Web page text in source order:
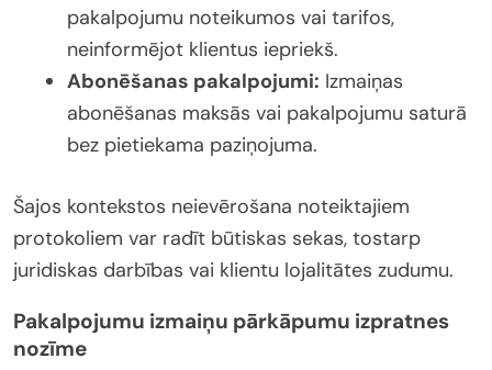
pakalpojumu noteikumos vai tarifos,
neinformējot klientus iepriekš.
Abonēšanas pakalpojumi: Izmaiņas
abonēšanas maksās vai pakalpojumu saturā
bez pietiekama paziņojuma.
Šajos kontekstos neievērošana noteiktajiem
protokoliem var radīt būtiskas sekas, tostarp
juridiskas darbības vai klientu lojalitātes zudumu.
Pakalpojumu izmaiņu pārkāpumu izpratnes
nozīme